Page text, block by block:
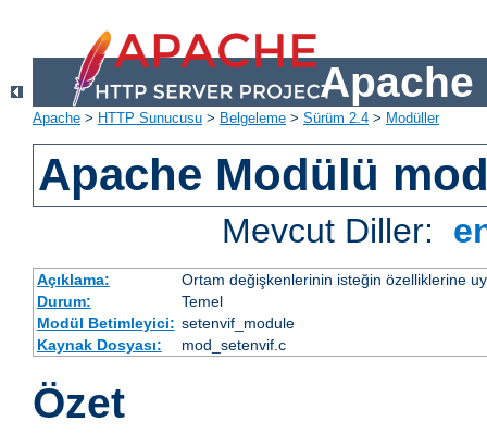
Apache
Apache > HTTP Sunucusu > Belgeleme > Sürüm 2.4 > Modüller
Apache Modülü
Mevcut Diller:
Açıklama:
Ortam değişkenlerinin isteğin özelliklerine
Durum:
Temel
Modül Betimleyici: setenvif_module
Kaynak Dosyası:
mod_setenvif.c
Özet